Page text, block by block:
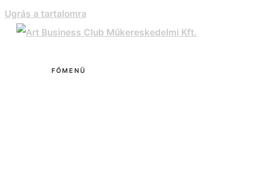
Ugrás a tartalomra
FŐMENÜ